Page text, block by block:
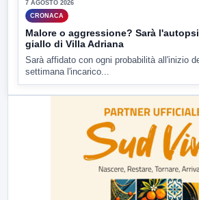
7 AGOSTO 2026
CRONACA
Malore o aggressione? Sarà
giallo di Villa Adriana
Sarà affidato con ogni probabilità all'inizio
settimana l'incarico...